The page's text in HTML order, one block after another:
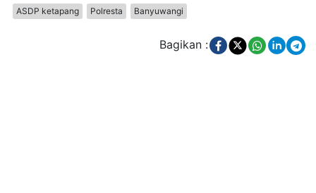
ASDP ketapang Polresta Banyuwangi
Bagikan :